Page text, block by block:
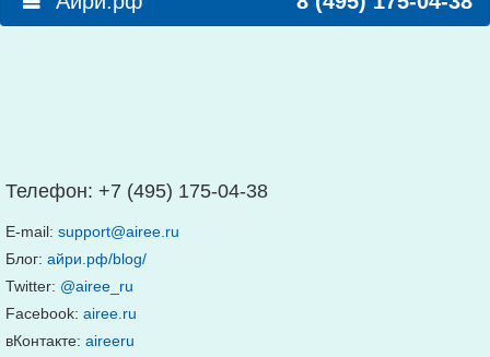
Телефон: +7 (495) 175-04-38
E-mail: support@airee.ru
Блог: айри.рф/blog/
Twitter: @airee_ru
Facebook: airee.ru
вКонтакте: aireeru